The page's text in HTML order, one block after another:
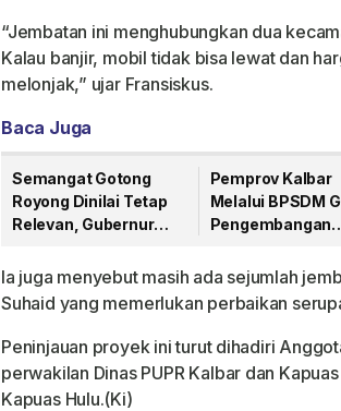
“Jembatan ini menghubungkan dua
Kalau banjir, mobil tidak bisa lewat dan
melonjak,” ujar Fransiskus.
Baca Juga
Semangat Gotong
Royong Dinilai Tetap
Relevan, Gubernur
BBGRM XXIII Tahun
2026
Pemprov Kalbar
Melalui BPSDM
Pengembangan
Pratama,
Pimpin Apel
Ia juga menyebut masih ada sejumlah
Suhaid yang memerlukan perbaikan
Peninjauan proyek ini turut dihadiri
perwakilan Dinas PUPR Kalbar dan
Kapuas Hulu.(Ki)